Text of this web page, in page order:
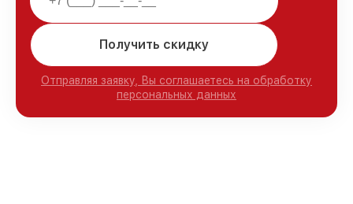
Получить скидку
Отправляя заявку, Вы соглашаетесь на обработку
персональных данных